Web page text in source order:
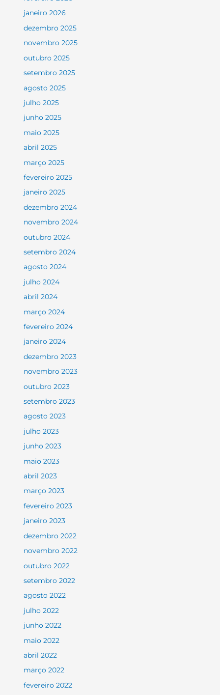
janeiro 2026
dezembro 2025
novembro 2025
outubro 2025
setembro 2025
agosto 2025
julho 2025
junho 2025
maio 2025
abril 2025
março 2025
fevereiro 2025
janeiro 2025
dezembro 2024
novembro 2024
outubro 2024
setembro 2024
agosto 2024
julho 2024
abril 2024
março 2024
fevereiro 2024
janeiro 2024
dezembro 2023
novembro 2023
outubro 2023
setembro 2023
agosto 2023
julho 2023
junho 2023
maio 2023
abril 2023
março 2023
fevereiro 2023
janeiro 2023
dezembro 2022
novembro 2022
outubro 2022
setembro 2022
agosto 2022
julho 2022
junho 2022
maio 2022
abril 2022
março 2022
fevereiro 2022